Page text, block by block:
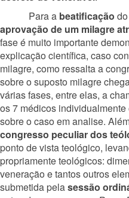
Para a beatificação
aprovação de um milagre
fase é muito importante
explicação científica, caso
milagre, como ressalta a
sobre o suposto milagre
várias fases, entre elas, a
os 7 médicos
sobre o caso em analise.
congresso peculiar dos
ponto de vista teológico,
propriamente teológicos:
veneração e tantos outros
submetida pelasessão